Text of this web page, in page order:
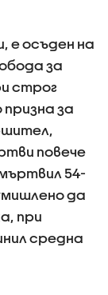
е осъден на
за
строг
за
повече
54-
да
при
средна